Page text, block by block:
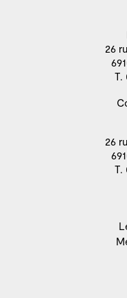
26
T.
26
T.